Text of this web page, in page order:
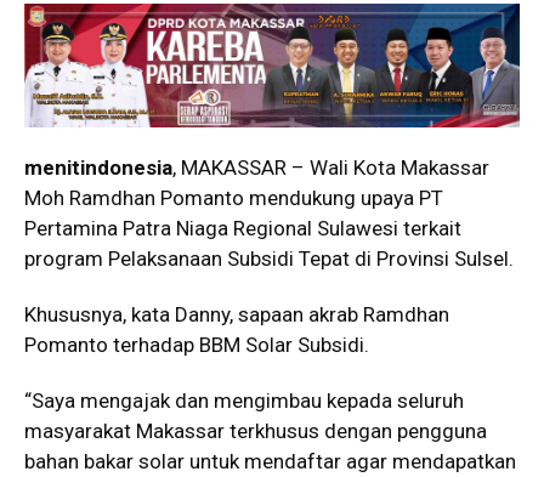
menitindonesia, MAKASSAR – Wali Kota Makassar
Moh Ramdhan Pomanto mendukung upaya PT
Pertamina Patra Niaga Regional Sulawesi terkait
program Pelaksanaan Subsidi Tepat di Provinsi Sulsel.
Khususnya, kata Danny, sapaan akrab Ramdhan
Pomanto terhadap BBM Solar Subsidi.
“Saya mengajak dan mengimbau kepada seluruh
masyarakat Makassar terkhusus dengan pengguna
bahan bakar solar untuk mendaftar agar mendapatkan